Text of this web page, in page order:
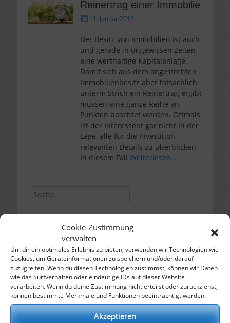
Cookie-Zustimmung
verwalten
Um dir ein optimales Erlebnis zu bieten, verwenden wir Technologien wie
Cookies, um Geräteinformationen zu speichern und/oder darauf
zuzugreifen. Wenn du diesen Technologien zustimmst, können wir Daten
wie das Surfverhalten oder eindeutige IDs auf dieser Website
verarbeiten. Wenn du deine Zustimmung nicht erteilst oder zurückziehst,
können bestimmte Merkmale und Funktionen beeinträchtigt werden.
Akzeptieren
Reinertrag einer Immobilie
Gepostet
11. Januar 2013
Der Besitz von Immobilien ist auch
und gerade in ungewissen Zeiten
eine werthaltige Kapitalanlage.
Damit sich aus dem angestrebten
Immobilienbesitz aber tatsächlich
unterm Strich ein Reinertrag ergibt
müssen eine ganze Reihe an
Punkten beachtet werden. Oftmals
ist der Interessent gar nicht in der
Lage, alle für die Investition
relevanten Details zu überblicken.
In diesem Fall Weiterlesen…
Suche
Allgemein
Automobil
Bildung
Computer
Dienstleistungen
Esoterik
Essen & Trinken